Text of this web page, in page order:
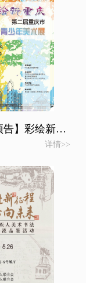
【展览预告】彩绘新重庆·第二届重庆市青少年美术展
详情>>